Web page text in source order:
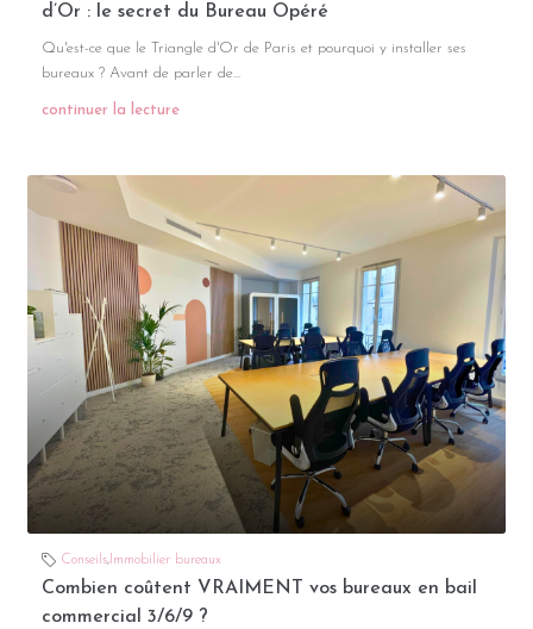
d’Or : le secret du Bureau Opéré
Qu'est-ce que le Triangle d'Or de Paris et pourquoi y installer ses
bureaux ? Avant de parler de...
continuer la lecture
Conseils,Immobilier bureaux
Combien coûtent VRAIMENT vos bureaux en bail
commercial 3/6/9 ?